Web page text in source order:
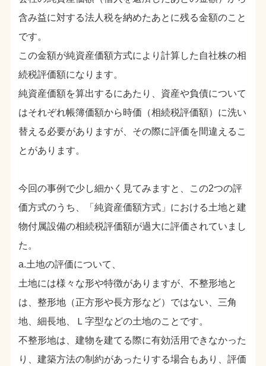
含み益に対する法人税を納めたあとに残る金額のこと
です。
この金額が純資産価額方式により計算した自社株の相
続税評価額になります。
純資産価額を算出するにあたり、資産や負債について
はそれぞれ帳簿価額から時価（相続税評価額）に洗い
替える必要がありますが、その際に評価を間違えるこ
とがあります。
今回の事例で少し細かく見てみますと、この2つの評
価方式のうち、「純資産価額方式」における土地と建
物付属設備の相続税評価額が過大に評価されていまし
た。
a.土地の評価について、
土地には様々な形や特徴がありますが、不整形地と
は、整形地（正方形や長方形など）ではない、三角
地、細長地、Ｌ字型などの土地のことです。
不整形地は、建物を建てる際に有効活用できなかった
り、建築方法の制約があったりする場合もあり、評価